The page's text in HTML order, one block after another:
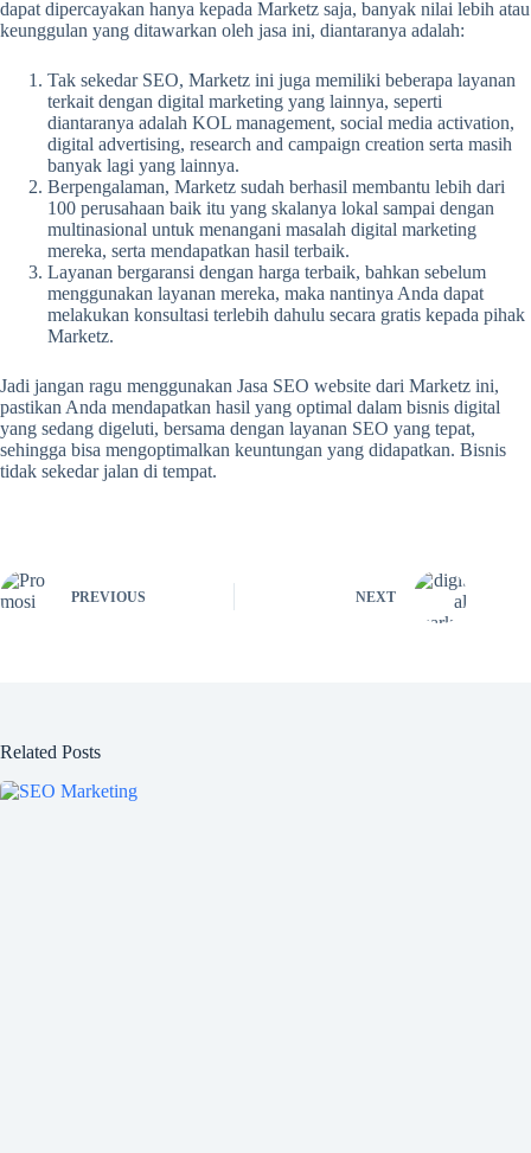
dapat dipercayakan hanya kepada Marketz saja, banyak nilai lebih atau
keunggulan yang ditawarkan oleh jasa ini, diantaranya adalah:
Tak sekedar SEO, Marketz ini juga memiliki beberapa layanan
terkait dengan digital marketing yang lainnya, seperti
diantaranya adalah KOL management, social media activation,
digital advertising, research and campaign creation serta masih
banyak lagi yang lainnya.
Berpengalaman, Marketz sudah berhasil membantu lebih dari
100 perusahaan baik itu yang skalanya lokal sampai dengan
multinasional untuk menangani masalah digital marketing
mereka, serta mendapatkan hasil terbaik.
Layanan bergaransi dengan harga terbaik, bahkan sebelum
menggunakan layanan mereka, maka nantinya Anda dapat
melakukan konsultasi terlebih dahulu secara gratis kepada pihak
Marketz.
Jadi jangan ragu menggunakan Jasa SEO website dari Marketz ini,
pastikan Anda mendapatkan hasil yang optimal dalam bisnis digital
yang sedang digeluti, bersama dengan layanan SEO yang tepat,
sehingga bisa mengoptimalkan keuntungan yang didapatkan. Bisnis
tidak sekedar jalan di tempat.
PREVIOUS NEXT
Related Posts